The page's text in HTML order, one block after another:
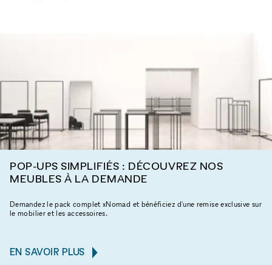
POP-UPS SIMPLIFIÉS : DÉCOUVREZ NOS
MEUBLES À LA DEMANDE
Demandez le pack complet xNomad et bénéficiez d'une remise exclusive sur
le mobilier et les accessoires.
EN SAVOIR PLUS